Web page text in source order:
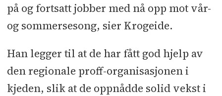
på og fortsatt jobber med nå opp mot vår-
og sommersesong, sier Krogeide.
Han legger til at de har fått god hjelp av
den regionale proff-organisasjonen i
kjeden, slik at de oppnådde solid vekst i